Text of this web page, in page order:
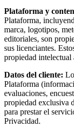
Plataforma y
Plataforma,
marca, logotipos,
editoriales, son
sus licenciantes.
propiedad intelectual
Datos del cliente:
Plataforma
evaluaciones,
propiedad exclusiva
para prestar el
Privacidad.